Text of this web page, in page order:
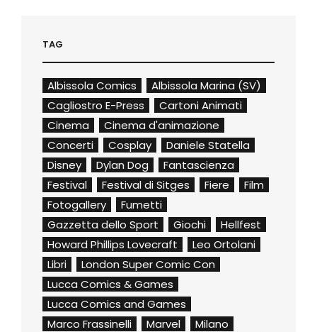
TAG
Albissola Comics
Albissola Marina (SV)
Cagliostro E-Press
Cartoni Animati
Cinema
Cinema d'animazione
Concerti
Cosplay
Daniele Statella
Disney
Dylan Dog
Fantascienza
Festival
Festival di Sitges Fiere
Film
Fotogallery
Fumetti
Gazzetta dello Sport
Giochi
Hellfest
Howard Phillips Lovecraft
Leo Ortolani
Libri
London Super Comic Con
Lucca Comics & Games
Lucca Comics and Games
Marco Frassinelli
Marvel
Milano